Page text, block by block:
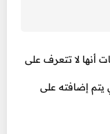
أنها لا تتعرف على
إضافته على